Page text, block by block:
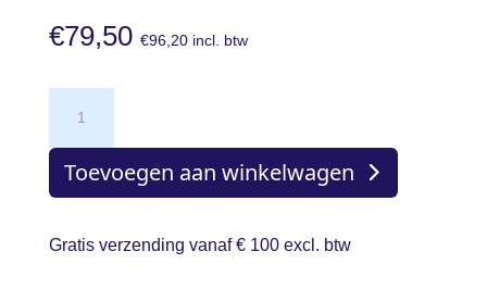
€79,50 €96,20incl. btw
1
SPF30
Toevoegen aan winkelwagen
Gratis verzending vanaf € 100 excl. btw